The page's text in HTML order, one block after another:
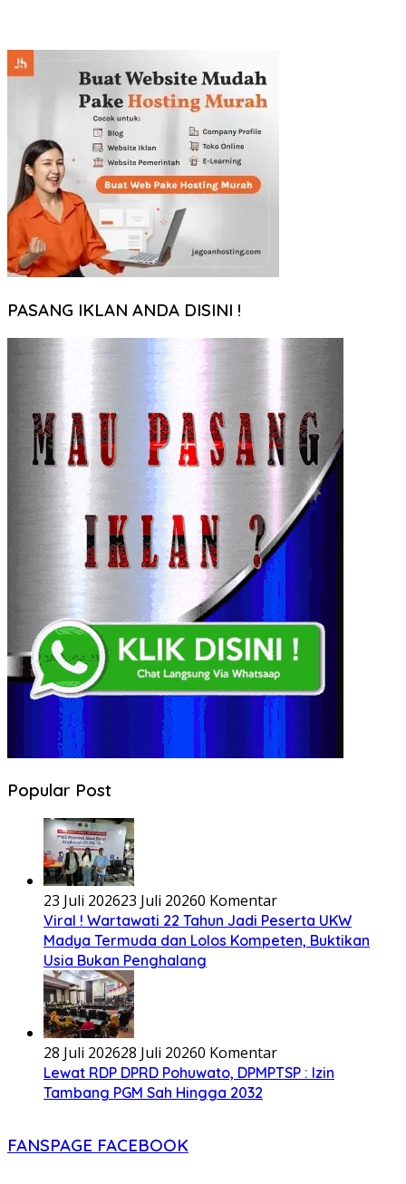
PASANG IKLAN ANDA DISINI !
Popular Post
23 Juli 202623 Juli 20260 Komentar
Viral ! Wartawati 22 Tahun Jadi Peserta UKW
Madya Termuda dan Lolos Kompeten, Buktikan
Usia Bukan Penghalang
28 Juli 202628 Juli 20260 Komentar
Lewat RDP DPRD Pohuwato, DPMPTSP : Izin
Tambang PGM Sah Hingga 2032
FANSPAGE FACEBOOK